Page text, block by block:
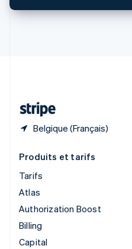
Belgique (Français)
Slovénie
Produits et tarifs
Tarifs
Atlas
Authorization Boost
Billing
Capital